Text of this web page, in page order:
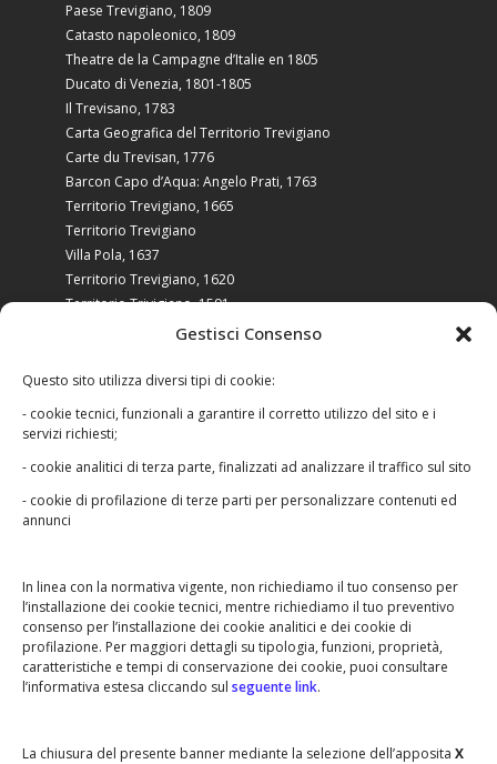
Gestisci Consenso
Questo sito utilizza diversi tipi di cookie:
- cookie tecnici, funzionali a garantire il corretto utilizzo del sito e i
servizi richiesti;
- cookie analitici di terza parte, finalizzati ad analizzare il traffico sul sito
- cookie di profilazione di terze parti per personalizzare contenuti ed
annunci
In linea con la normativa vigente, non richiediamo il tuo consenso per
l’installazione dei cookie tecnici, mentre richiediamo il tuo preventivo
consenso per l’installazione dei cookie analitici e dei cookie di
profilazione. Per maggiori dettagli su tipologia, funzioni, proprietà,
caratteristiche e tempi di conservazione dei cookie, puoi consultare
l’informativa estesa cliccando sul seguente link.
La chiusura del presente banner mediante la selezione dell’apposita X
Paese Trevigiano, 1809
Catasto napoleonico, 1809
Theatre de la Campagne d’Italie en 1805
Ducato di Venezia, 1801-1805
Il Trevisano, 1783
Carta Geografica del Territorio Trevigiano
Carte du Trevisan, 1776
Barcon Capo d’Aqua: Angelo Prati, 1763
Territorio Trevigiano, 1665
Territorio Trevigiano
Villa Pola, 1637
Territorio Trevigiano, 1620
Territorio Trivigiano, 1591
Tarvisini agri typus, 1580
Le foto raccolte in questo sito appartengono ai
Qualora riscontrassi un qualche abuso o
qualche errore,contattaci.
IL GRUPPO ALPINI•NOI PER BARCON•